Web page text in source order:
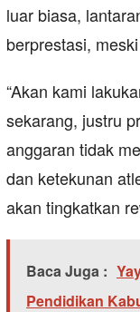
luar biasa,
berprestasi,
“Akan kami
sekarang, justru
anggaran tidak
dan ketekunan
akan tingkatkan
Baca Juga :
Pendidikan